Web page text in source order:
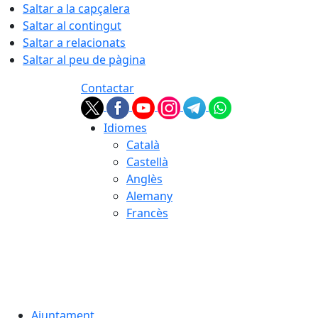
Saltar a la capçalera
Saltar al contingut
Saltar a relacionats
Saltar al peu de pàgina
Contactar
Idiomes
Català
Castellà
Anglès
Alemany
Francès